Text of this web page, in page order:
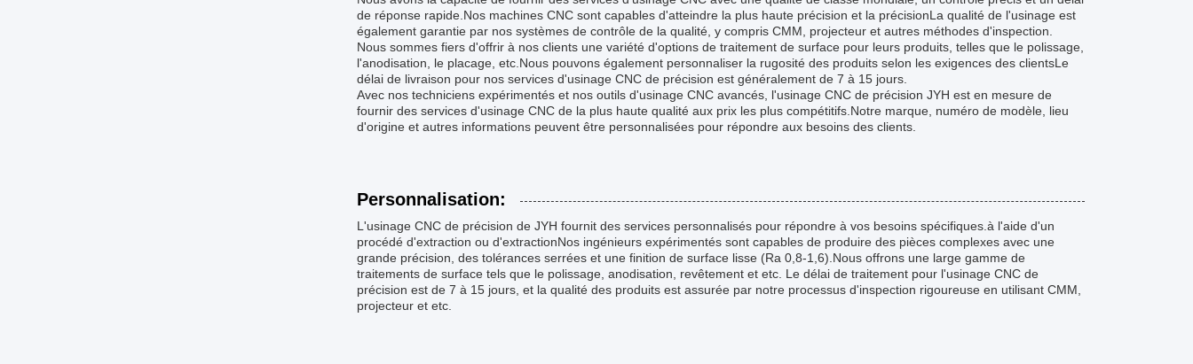
de réponse rapide.Nos machines CNC sont capables d'atteindre la plus haute précision et la précisionLa qualité de l'usinage est
également garantie par nos systèmes de contrôle de la qualité, y compris CMM, projecteur et autres méthodes d'inspection.
Nous sommes fiers d'offrir à nos clients une variété d'options de traitement de surface pour leurs produits, telles que le polissage,
l'anodisation, le placage, etc.Nous pouvons également personnaliser la rugosité des produits selon les exigences des clientsLe
délai de livraison pour nos services d'usinage CNC de précision est généralement de 7 à 15 jours.
Avec nos techniciens expérimentés et nos outils d'usinage CNC avancés, l'usinage CNC de précision JYH est en mesure de
fournir des services d'usinage CNC de la plus haute qualité aux prix les plus compétitifs.Notre marque, numéro de modèle, lieu
d'origine et autres informations peuvent être personnalisées pour répondre aux besoins des clients.
Personnalisation:
L'usinage CNC de précision de JYH fournit des services personnalisés pour répondre à vos besoins spécifiques.à l'aide d'un
procédé d'extraction ou d'extractionNos ingénieurs expérimentés sont capables de produire des pièces complexes avec une
grande précision, des tolérances serrées et une finition de surface lisse (Ra 0,8-1,6).Nous offrons une large gamme de
traitements de surface tels que le polissage, anodisation, revêtement et etc. Le délai de traitement pour l'usinage CNC de
précision est de 7 à 15 jours, et la qualité des produits est assurée par notre processus d'inspection rigoureuse en utilisant CMM,
projecteur et etc.